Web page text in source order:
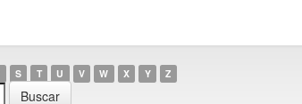
S T U V W X Y Z